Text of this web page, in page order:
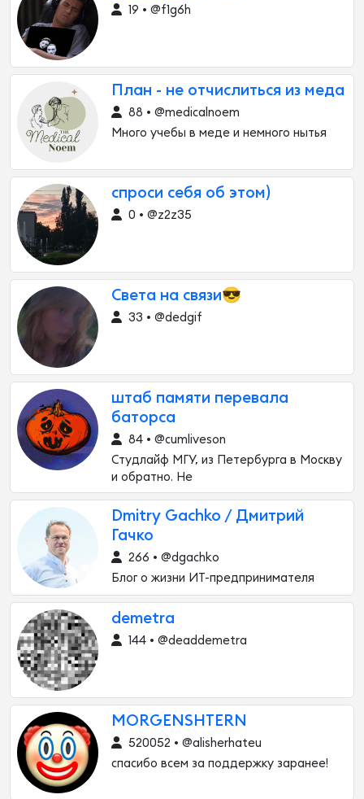
19 • @f1g6h
План - не отчислиться из меда
88 • @medicalnoem
Много учебы в меде и немного нытья
спроси себя об этом)
0 • @z2z35
Света на связи😎
33 • @dedgif
штаб памяти перевала
баторса
84 • @cumliveson
Студлайф МГУ, из Петербурга в Москву
и обратно. He
Dmitry Gachko / Дмитрий
Гачко
266 • @dgachko
Блог о жизни ИТ-предпринимателя
demetra
144 • @deaddemetra
MORGENSHTERN
520052 • @alisherhateu
спасибо всем за поддержку заранее!